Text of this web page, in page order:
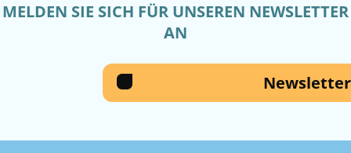
MELDEN SIE SICH FÜR UNSEREN NEWSLETTER
AN
Newsletter